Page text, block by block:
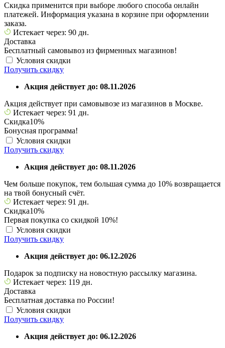
Скидка применится при выборе любого способа онлайн
платежей. Информация указана в корзине при оформлении
заказа.
Истекает через: 90 дн.
Доставка
Бесплатный самовывоз из фирменных магазинов!
Условия скидки
Получить скидку
Акция действует до: 08.11.2026
Акция действует при самовывозе из магазинов в Москве.
Истекает через: 91 дн.
Скидка10%
Бонусная программа!
Условия скидки
Получить скидку
Акция действует до: 08.11.2026
Чем больше покупок, тем большая сумма до 10% возвращается
на твой бонусный счёт.
Истекает через: 91 дн.
Скидка10%
Первая покупка со скидкой 10%!
Условия скидки
Получить скидку
Акция действует до: 06.12.2026
Подарок за подписку на новостную рассылку магазина.
Истекает через: 119 дн.
Доставка
Бесплатная доставка по России!
Условия скидки
Получить скидку
Акция действует до: 06.12.2026